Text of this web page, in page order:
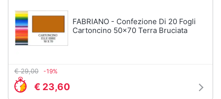
FABRIANO - Confezione Di 20 Fogli
Cartoncino 50x70 Terra Bruciata
€ 29,00 -19%
€ 23,60